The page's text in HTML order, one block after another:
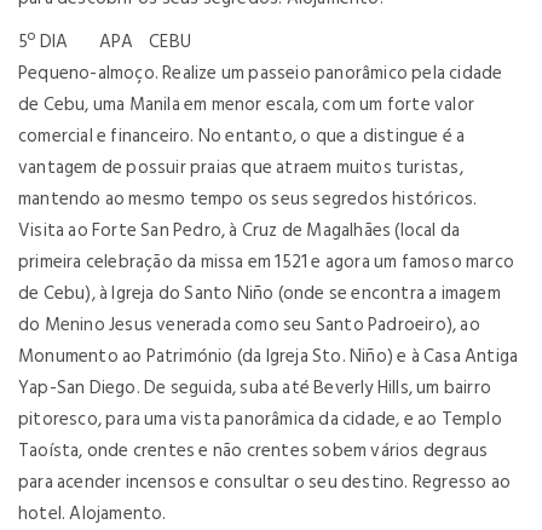
5º DIA APA CEBU
Pequeno-almoço. Realize um passeio panorâmico pela cidade
de Cebu, uma Manila em menor escala, com um forte valor
comercial e financeiro. No entanto, o que a distingue é a
vantagem de possuir praias que atraem muitos turistas,
mantendo ao mesmo tempo os seus segredos históricos.
Visita ao Forte San Pedro, à Cruz de Magalhães (local da
primeira celebração da missa em 1521 e agora um famoso marco
de Cebu), à Igreja do Santo Niño (onde se encontra a imagem
do Menino Jesus venerada como seu Santo Padroeiro), ao
Monumento ao Património (da Igreja Sto. Niño) e à Casa Antiga
Yap-San Diego. De seguida, suba até Beverly Hills, um bairro
pitoresco, para uma vista panorâmica da cidade, e ao Templo
Taoísta, onde crentes e não crentes sobem vários degraus
para acender incensos e consultar o seu destino. Regresso ao
hotel. Alojamento.